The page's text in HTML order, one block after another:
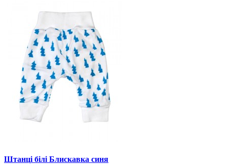
Штанці білі Блискавка синя